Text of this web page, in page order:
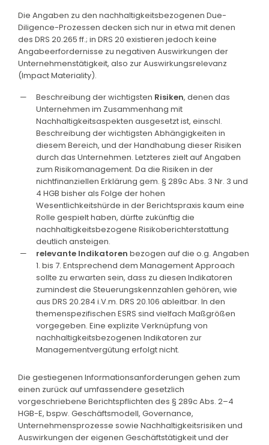
Die Angaben zu den nachhaltigkeitsbezogenen Due-
Diligence-Prozessen decken sich nur in etwa mit denen
des DRS 20.265 ff.; in DRS 20 existieren jedoch keine
Angabeerfordernisse zu negativen Auswirkungen der
Unternehmenstätigkeit, also zur Auswirkungsrelevanz
(Impact Materiality).
Beschreibung der wichtigsten Risiken, denen das
Unternehmen im Zusammenhang mit
Nachhaltigkeitsaspekten ausgesetzt ist, einschl.
Beschreibung der wichtigsten Abhängigkeiten in
diesem Bereich, und der Handhabung dieser Risiken
durch das Unternehmen. Letzteres zielt auf Angaben
zum Risikomanagement. Da die Risiken in der
nichtfinanziellen Erklärung gem. § 289c Abs. 3 Nr. 3 und
4 HGB bisher als Folge der hohen
Wesentlichkeitshürde in der Berichtspraxis kaum eine
Rolle gespielt haben, dürfte zukünftig die
nachhaltigkeitsbezogene Risikoberichterstattung
deutlich ansteigen.
relevante Indikatoren bezogen auf die o.g. Angaben
1. bis 7. Entsprechend dem Management Approach
sollte zu erwarten sein, dass zu diesen Indikatoren
zumindest die Steuerungskennzahlen gehören, wie
aus DRS 20.284 i.V.m. DRS 20.106 ableitbar. In den
themenspezifischen ESRS sind vielfach Maßgrößen
vorgegeben. Eine explizite Verknüpfung von
nachhaltigkeitsbezogenen Indikatoren zur
Managementvergütung erfolgt nicht.
Die gestiegenen Informationsanforderungen gehen zum
einen zurück auf umfassendere gesetzlich
vorgeschriebene Berichtspflichten des § 289c Abs. 2–4
HGB-E, bspw. Geschäftsmodell, Governance,
Unternehmensprozesse sowie Nachhaltigkeitsrisiken und
Auswirkungen der eigenen Geschäftstätigkeit und der